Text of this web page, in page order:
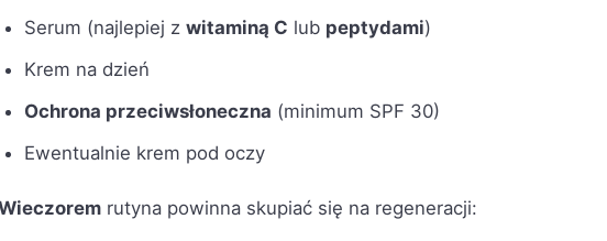
Serum (najlepiej z witaminą C lub peptydami)
Krem na dzień
Ochrona przeciwsłoneczna (minimum SPF 30)
Ewentualnie krem pod oczy
rutyna powinna skupiać się na regeneracji: